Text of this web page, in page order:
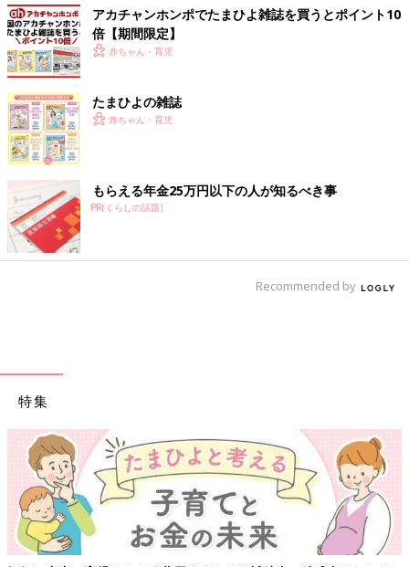
アカチャンホンポでたまひよ雑誌を買うとポイント10
倍【期間限定】
赤ちゃん・育児
たまひよの雑誌
赤ちゃん・育児
もらえる年金25万円以下の人が知るべき事
PR(くらしの話題)
Recommended by
特集